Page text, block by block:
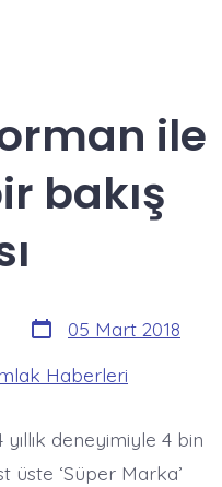
ile
bakış
Yazı
tarihi
05 Mart 2018
Haberleri
deneyimiyle 4 bin
üste ‘Süper Marka’